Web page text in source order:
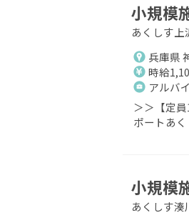
小規模
あくしす上
兵庫県
時給
アルバ
＞＞【定
ポートあ
小規模
あくしす湊